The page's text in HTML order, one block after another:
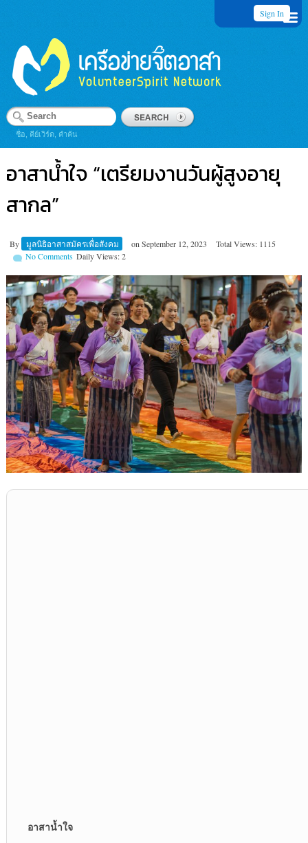
Sign In
ชื่อ, คีย์เวิร์ด, คำค้น
อาสาน้ำใจ “เตรียมงานวันผู้สูงอายุ
สากล”
By มูลนิธิอาสาสมัครเพื่อสังคม on September 12, 2023
Total Views: 1115
Daily Views: 2
No Comments
อาสาน้ำใจ